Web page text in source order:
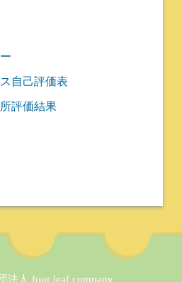
自己評価表
評価結果
法人 four leaf company